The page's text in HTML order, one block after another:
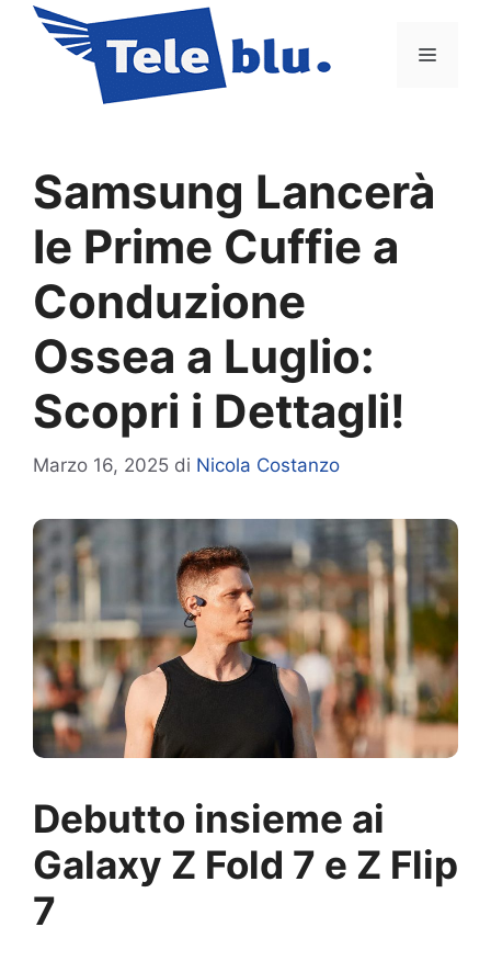
contenuto
Menu
Samsung Lancerà
le Prime Cuffie a
Conduzione
Ossea a Luglio:
Scopri i Dettagli!
Marzo 16, 2025 di Nicola Costanzo
Debutto insieme ai
Galaxy Z Fold 7 e Z Flip
7